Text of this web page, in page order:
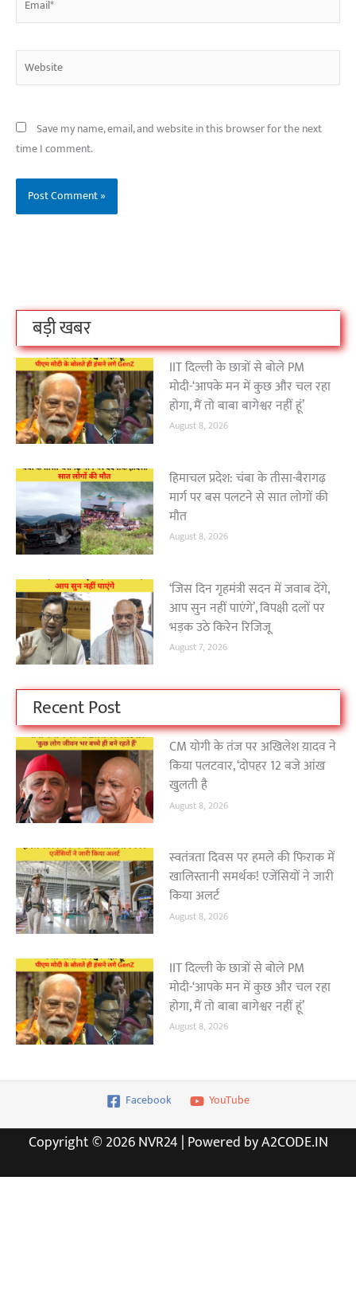
Website
Save my name, email, and website in this browser for the next
time I comment.
बड़ी खबर
IIT दिल्ली के छात्रों से बोले PM
मोदी-‘आपके मन में कुछ और चल रहा
होगा, मैं तो बाबा बागेश्वर नहीं हूं’
August 8, 2026
हिमाचल प्रदेश: चंबा के तीसा-बैरागढ़
मार्ग पर बस पलटने से सात लोगों की
मौत
August 8, 2026
‘जिस दिन गृहमंत्री सदन में जवाब देंगे,
आप सुन नहीं पाएंगे’, विपक्षी दलों पर
भड़क उठे किरेन रिजिजू
August 7, 2026
Recent Post
CM योगी के तंज पर अखिलेश य़ादव ने
किया पलटवार, ‘दोपहर 12 बजे आंख
खुलती है
August 8, 2026
स्वतंत्रता दिवस पर हमले की फिराक में
खालिस्तानी समर्थक! एजेंसियों ने जारी
किया अलर्ट
August 8, 2026
IIT दिल्ली के छात्रों से बोले PM
मोदी-‘आपके मन में कुछ और चल रहा
होगा, मैं तो बाबा बागेश्वर नहीं हूं’
August 8, 2026
Facebook YouTube
Copyright © 2026 NVR24 | Powered by A2CODE.IN